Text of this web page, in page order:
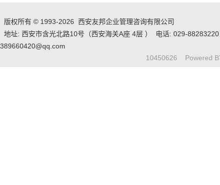
版权所有 © 1993-2026 西安友邦企业管理咨询有限公司
地址: 西安市含光北路10号（西安海关A座 4层 ） 电话: 029-
389660420@qq.com
10450626 Powered